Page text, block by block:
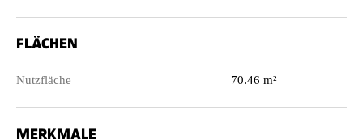
FLÄCHEN
Nutzfläche 70.46 m²
MERKMALE